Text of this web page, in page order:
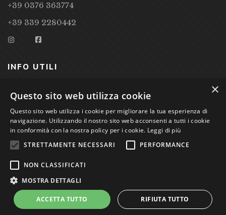
+39 0376 363774
+39 339 2280442
INFO UTILI
CONDIZIONI DI VENDITA
PRIVACY POLICY
COOKIE POLICY
Studio Bibliografico Scriptorium Dott.ssa Sara Bassi VAT
nr. 01744000207
Power byGRAFFITI WEB
×
Questo sito web utilizza cookie
Questo sito web utilizza i cookie per migliorare la tua esperienza di
navigazione. Utilizzando il nostro sito web acconsenti a tutti i cookie
in conformità con la nostra policy per i cookie. Leggi di più
STRETTAMENTE NECESSARI
PERFORMANCE
NON CLASSIFICATI
MOSTRA DETTAGLI
ACCETTA TUTTO RIFIUTA TUTTO